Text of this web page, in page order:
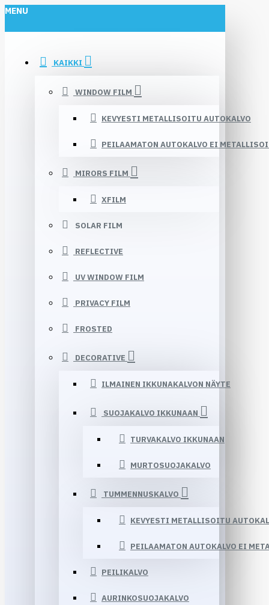
MENU
KAIKKI
WINDOW FILM
KEVYESTI METALLISOITU AUTOKALVO
PEILAAMATON AUTOKALVO EI
MIRORS FILM
XFILM
SOLAR FILM
REFLECTIVE
UV WINDOW FILM
PRIVACY FILM
FROSTED
DECORATIVE
ILMAINEN IKKUNAKALVON NÄYTE
SUOJAKALVO IKKUNAAN
TURVAKALVO IKKUNAAN
MURTOSUOJAKALVO
TUMMENNUSKALVO
KEVYESTI METALLISOITU
PEILAAMATON AUTOKALVO EI
PEILIKALVO
AURINKOSUOJAKALVO